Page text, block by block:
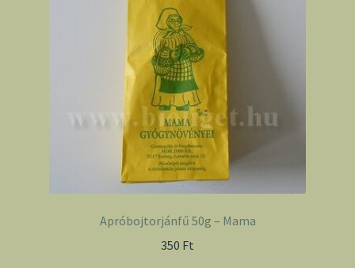
Apróbojtorjánfű 50g – Mama
350 Ft